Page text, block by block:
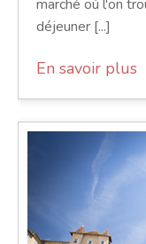
marché où l'on
déjeuner [...]
En savoir plus